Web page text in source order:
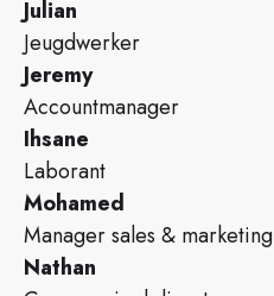
Julian
Jeugdwerker
Jeremy
Accountmanager
Ihsane
Laborant
Mohamed
Manager sales & marketing
Nathan